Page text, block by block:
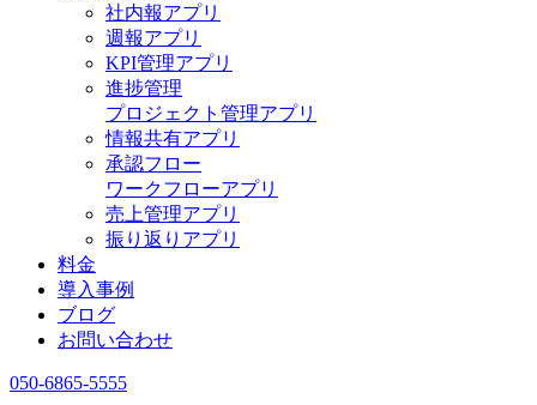
社内報アプリ
週報アプリ
KPI管理アプリ
進捗管理
プロジェクト管理アプリ
情報共有アプリ
承認フロー
ワークフローアプリ
売上管理アプリ
振り返りアプリ
料金
導入事例
ブログ
お問い合わせ
050-6865-5555